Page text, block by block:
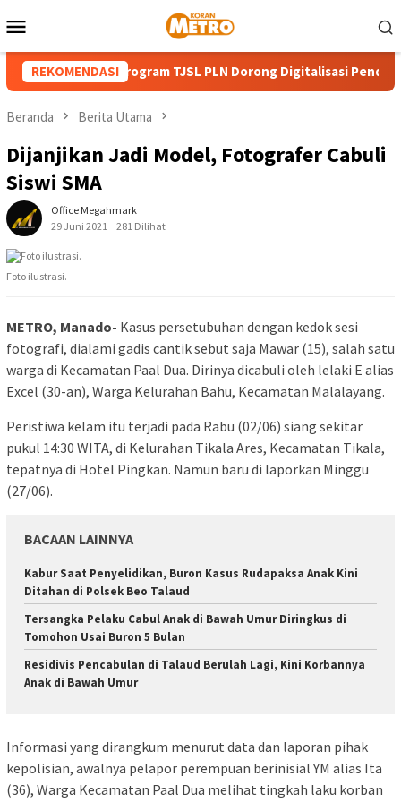
ke
Mobile
REKOMENDASI
ke-81 RI, Program TJSL PLN Dorong Digitalisasi Pendidikan
Beranda Berita Utama
Dijanjikan Jadi Model, Fotografer Cabuli
Siswi SMA
Office Megahmark
29 Juni 2021
281 Dilihat
Foto ilustrasi.
METRO, Manado- Kasus persetubuhan dengan kedok sesi
fotografi, dialami gadis cantik sebut saja Mawar (15), salah satu
warga di Kecamatan Paal Dua. Dirinya dicabuli oleh lelaki E alias
Excel (30-an), Warga Kelurahan Bahu, Kecamatan Malalayang.
Peristiwa kelam itu terjadi pada Rabu (02/06) siang sekitar
pukul 14:30 WITA, di Kelurahan Tikala Ares, Kecamatan Tikala,
tepatnya di Hotel Pingkan. Namun baru di laporkan Minggu
(27/06).
BACAAN LAINNYA
Kabur Saat Penyelidikan, Buron Kasus Rudapaksa Anak Kini
Ditahan di Polsek Beo Talaud
Tersangka Pelaku Cabul Anak di Bawah Umur Diringkus di
Tomohon Usai Buron 5 Bulan
Residivis Pencabulan di Talaud Berulah Lagi, Kini Korbannya
Anak di Bawah Umur
Informasi yang dirangkum menurut data dan laporan pihak
kepolisian, awalnya pelapor perempuan berinisial YM alias Ita
(36), Warga Kecamatan Paal Dua melihat tingkah laku korban